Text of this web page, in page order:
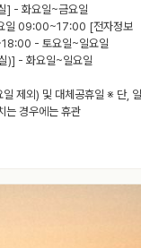
] - 화요일~금요일
09:00~17:00 [전자정보
- 토요일~일요일
)] - 화요일~일요일
제외) 및 대체공휴일 ※ 단, 일
는 경우에는 휴관